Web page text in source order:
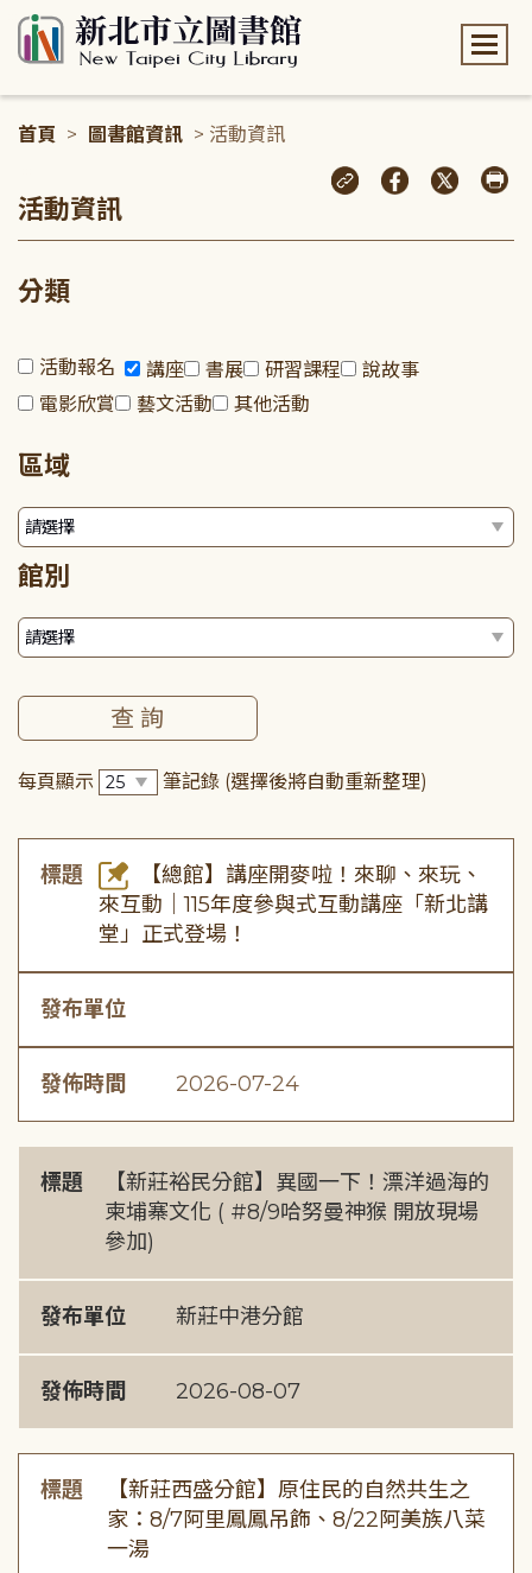
首頁 > 圖書館資訊 > 活動資訊
活動資訊
分類
活動報名 講座 書展 研習課程
說故事
電影欣賞
藝文活動 其他活動
區域
館別
每頁顯示 筆記錄 (選擇後將自動重新整理)
標題
【總館】講座開麥啦！來聊、來玩、
來互動｜115年度參與式互動講座「新北講
堂」正式登場！
發布單位
發佈時間 2026-07-24
標題
【新莊裕民分館】異國一下！漂洋過海的
柬埔寨文化 ( #8/9哈努曼神猴 開放現場
參加)
發布單位 新莊中港分館
發佈時間 2026-08-07
標題
【新莊西盛分館】原住民的自然共生之
家：8/7阿里鳳鳳吊飾、8/22阿美族八菜
一湯